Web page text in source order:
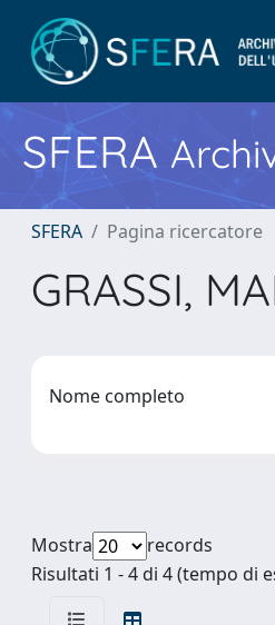
SFERA
SFERA Pagina ricercatore
GRASSI,
Nome completo
Mostra
records
Risultati 1 - 4 di 4 (tempo di